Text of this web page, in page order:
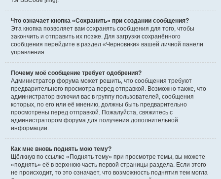
Что означает кнопка «Сохранить» при создании сообщения?
Эта кнопка позволяет вам сохранять сообщения для того, чтобы
закончить и отправить их позже. Для загрузки сохранённого
сообщения перейдите в раздел «Черновики» вашей личной панели
управления.
Почему моё сообщение требует одобрения?
Администратор форума может решить, что сообщения требуют
предварительного просмотра перед отправкой. Возможно также, что
администратор включил вас в группу пользователей, сообщения
которых, по его или её мнению, должны быть предварительно
просмотрены перед отправкой. Пожалуйста, свяжитесь с
администратором форума для получения дополнительной
информации.
Как мне вновь поднять мою тему?
Щёлкнув по ссылке «Поднять тему» при просмотре темы, вы можете
«поднять» её в верхнюю часть первой страницы раздела. Если этого
не происходит, то это означает, что возможность поднятия тем могла